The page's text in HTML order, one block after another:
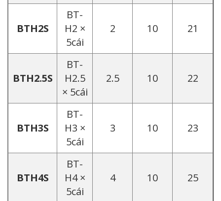
BTH2S
BT-
H2 ×
5cái
2 10 21
BTH2.5S
BT-
H2.5
× 5cái
2.5 10 22
BTH3S
BT-
H3 ×
5cái
3 10 23
BTH4S
BT-
H4 ×
5cái
4 10 25